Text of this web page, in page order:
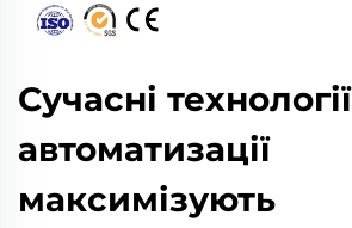
Сучасні технології
автоматизації
максимізують